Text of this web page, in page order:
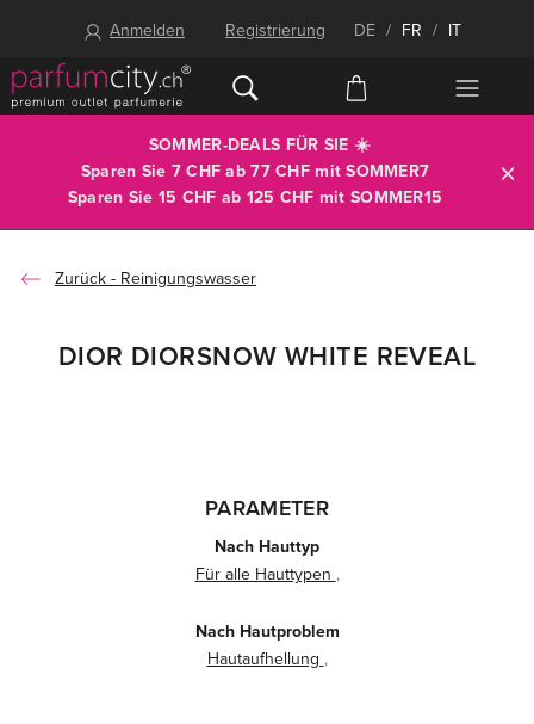
Anmelden Registrierung DE / FR / IT
SOMMER-DEALS FÜR SIE ☀️
Sparen Sie 7 CHF ab 77 CHF mitSOMMER7
Sparen Sie 15 CHF ab 125 CHF mit SOMMER15
Reinigungswasser
DIOR DIORSNOW WHITE REVEAL
PARAMETER
Nach Hauttyp
Für alle Hauttypen ,
Nach Hautproblem
Hautaufhellung ,